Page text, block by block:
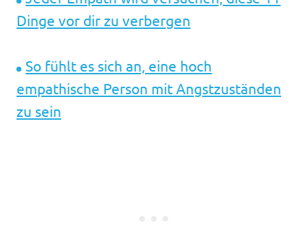
Dinge vor dir zu verbergen
So fühlt es sich an, eine hoch
empathische Person mit Angstzuständen
zu sein